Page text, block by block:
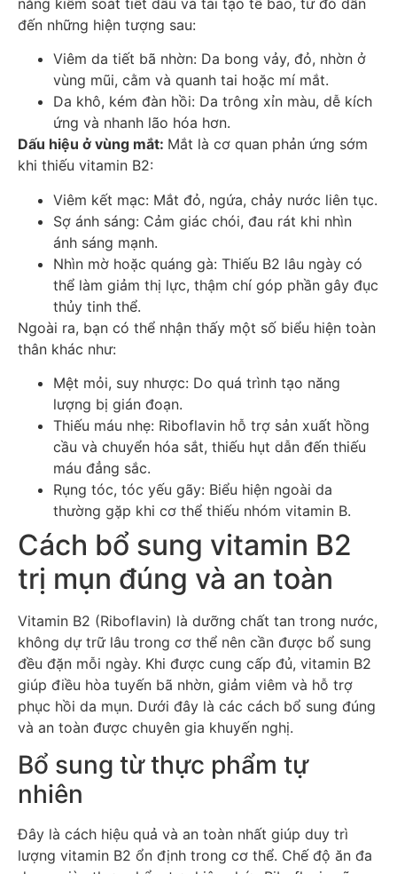
đến những hiện tượng sau:
Viêm da tiết bã nhờn: Da bong vảy, đỏ, nhờn ở
vùng mũi, cằm và quanh tai hoặc mí mắt.
Da khô, kém đàn hồi: Da trông xỉn màu, dễ kích
ứng và nhanh lão hóa hơn.
Dấu hiệu ở vùng mắt: Mắt là cơ quan phản ứng sớm
khi thiếu vitamin B2:
Viêm kết mạc: Mắt đỏ, ngứa, chảy nước liên tục.
Sợ ánh sáng: Cảm giác chói, đau rát khi nhìn
ánh sáng mạnh.
Nhìn mờ hoặc quáng gà: Thiếu B2 lâu ngày có
thể làm giảm thị lực, thậm chí góp phần gây đục
thủy tinh thể.
Ngoài ra, bạn có thể nhận thấy một số biểu hiện toàn
thân khác như:
Mệt mỏi, suy nhược: Do quá trình tạo năng
lượng bị gián đoạn.
Thiếu máu nhẹ: Riboflavin hỗ trợ sản xuất hồng
cầu và chuyển hóa sắt, thiếu hụt dẫn đến thiếu
máu đẳng sắc.
Rụng tóc, tóc yếu gãy: Biểu hiện ngoài da
thường gặp khi cơ thể thiếu nhóm vitamin B.
Cách bổ sung vitamin B2
trị mụn đúng và an toàn
Vitamin B2 (Riboflavin) là dưỡng chất tan trong nước,
không dự trữ lâu trong cơ thể nên cần được bổ sung
đều đặn mỗi ngày. Khi được cung cấp đủ, vitamin B2
giúp điều hòa tuyến bã nhờn, giảm viêm và hỗ trợ
phục hồi da mụn. Dưới đây là các cách bổ sung đúng
và an toàn được chuyên gia khuyến nghị.
Bổ sung từ thực phẩm tự
nhiên
Đây là cách hiệu quả và an toàn nhất giúp duy trì
lượng vitamin B2 ổn định trong cơ thể. Chế độ ăn đa